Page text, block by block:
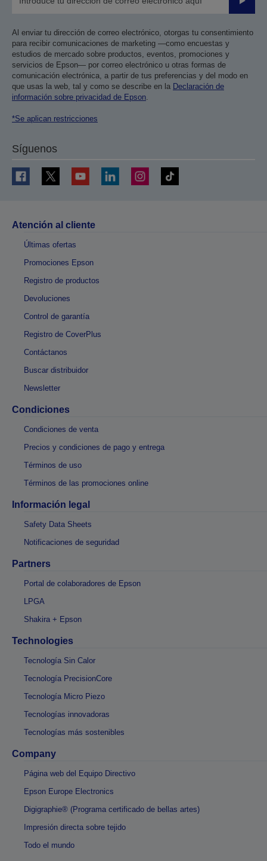
Enviar
Al enviar tu dirección de correo electrónico, otorgas tu consentimiento
para recibir comunicaciones de marketing —como encuestas y
estudios de mercado sobre productos, eventos, promociones y
servicios de Epson— por correo electrónico u otras formas de
comunicación electrónica, a partir de tus preferencias y del modo en
que usas la web, tal y como se describe en la Declaración de
información sobre privacidad de Epson.
*Se aplican restricciones
Síguenos
Atención al cliente
Últimas ofertas
Promociones Epson
Registro de productos
Devoluciones
Control de garantía
Registro de CoverPlus
Contáctanos
Buscar distribuidor
Newsletter
Condiciones
Condiciones de venta
Precios y condiciones de pago y entrega
Términos de uso
Términos de las promociones online
Información legal
Safety Data Sheets
Notificaciones de seguridad
Partners
Portal de colaboradores de Epson
LPGA
Shakira + Epson
Technologies
Tecnología Sin Calor
Tecnología PrecisionCore
Tecnología Micro Piezo
Tecnologías innovadoras
Tecnologías más sostenibles
Company
Página web del Equipo Directivo
Epson Europe Electronics
Digigraphie® (Programa certificado de bellas artes)
Impresión directa sobre tejido
Todo el mundo